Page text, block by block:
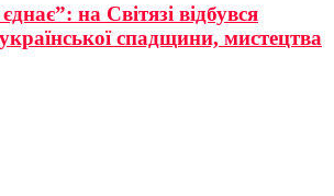
на Світязі відбувся
спадщини, мистецтва